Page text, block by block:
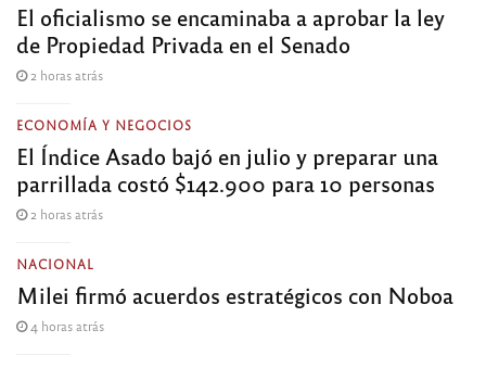
El oficialismo se encaminaba a aprobar la ley
de Propiedad Privada en el Senado
2 horas atrás
ECONOMÍA Y NEGOCIOS
El Índice Asado bajó en julio y preparar una
parrillada costó $142.900 para 10 personas
2 horas atrás
NACIONAL
Milei firmó acuerdos estratégicos con Noboa
4 horas atrás